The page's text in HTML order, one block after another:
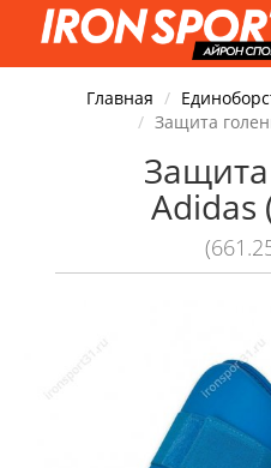
Главная
Защита
Adidas